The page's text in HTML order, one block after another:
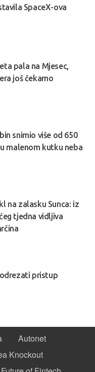
SpaceX-ova
pala na Mjesec,
još čekamo
snimio više od 650
malenom kutku neba
na zalasku Sunca: iz
tjedna vidljiva
odrezati pristup
Autonet
Knockout